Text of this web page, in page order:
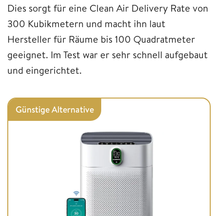
Dies sorgt für eine Clean Air Delivery Rate von
300 Kubikmetern und macht ihn laut
Hersteller für Räume bis 100 Quadratmeter
geeignet. Im Test war er sehr schnell aufgebaut
und eingerichtet.
Günstige Alternative